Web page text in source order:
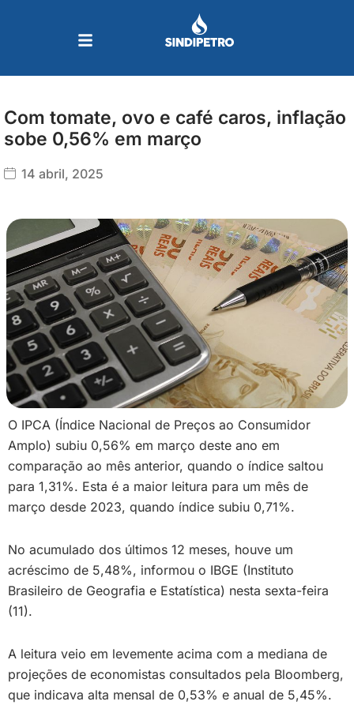
Com tomate, ovo e café caros, inflação
sobe 0,56% em março
14 abril, 2025
O IPCA (Índice Nacional de Preços ao Consumidor
Amplo) subiu 0,56% em março deste ano em
comparação ao mês anterior, quando o índice saltou
para 1,31%. Esta é a maior leitura para um mês de
março desde 2023, quando índice subiu 0,71%.
No acumulado dos últimos 12 meses, houve um
acréscimo de 5,48%, informou o IBGE (Instituto
Brasileiro de Geografia e Estatística) nesta sexta-feira
(11).
A leitura veio em levemente acima com a mediana de
projeções de economistas consultados pela Bloomberg,
que indicava alta mensal de 0,53% e anual de 5,45%.